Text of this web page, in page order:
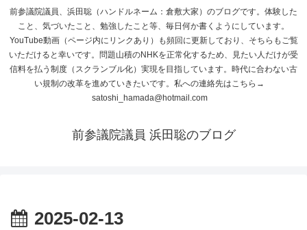
前参議院議員、浜田聡（ハンドルネーム：倉敷大家）のブログです。体験した
こと、気づいたこと、勉強したこと等、毎日何か書くようにしています。
YouTube動画（ページ内にリンクあり）も頻回に更新しており、そちらもご覧
いただけると幸いです。問題山積のNHKを正常化するため、見たい人だけが受
信料を払う制度（スクランブル化）実現を目指しています。時代に合わない古
い規制の改革を進めていきたいです。私への連絡先はこちら→
satoshi_hamada@hotmail.com
前参議院議員 浜田聡のブログ
2025-02-13